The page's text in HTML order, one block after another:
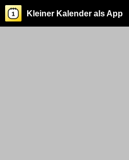
Kleiner Kalender als App